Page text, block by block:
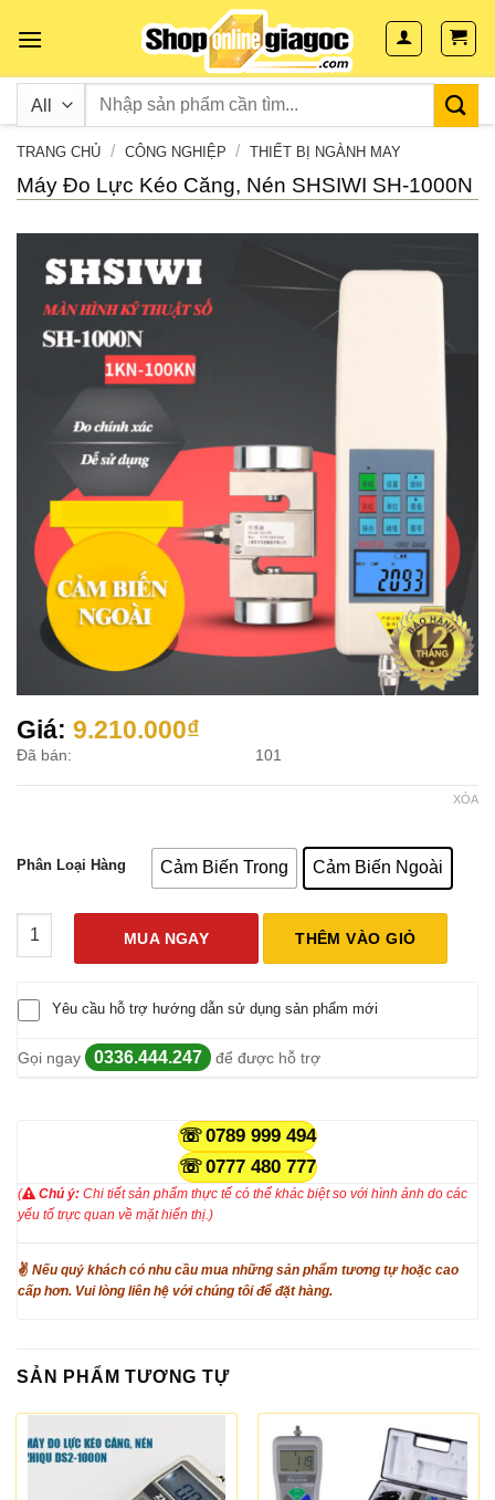
TRANG CHỦ / CÔNG NGHIỆP / THIẾT BỊ NGÀNH MAY
Máy Đo Lực Kéo Căng, Nén SHSIWI SH-1000N
Giá: 9.210.000₫
Đã bán: 101
Phân Loại Hàng Cảm Biến Trong Cảm Biến Ngoài
XÓA
Máy Đo Lực Kéo Căng, Nén SHSIWI SH-1000N số lượng
MUA NGAY
THÊM VÀO GIỎ
Yêu cầu hỗ trợ hướng dẫn sử dụng sản phẩm mới
Gọi ngay 0336.444.247 để được hỗ trợ
0789 999 494
0777 480 777
( Chú ý: Chi tiết sản phẩm thực tế có thể khác biệt so với hình ảnh do các
yếu tố trực quan về mặt hiển thị.)
✌ Nếu quý khách có nhu cầu mua những sản phẩm tương tự hoặc cao
cấp hơn. Vui lòng liên hệ với chúng tôi để đặt hàng.
SẢN PHẨM TƯƠNG TỰ